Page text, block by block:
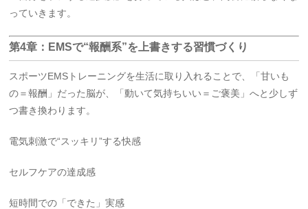
っていきます。
第4章：EMSで“報酬系”を上書きする習慣づくり
スポーツEMSトレーニングを生活に取り入れることで、「甘いも
の＝報酬」だった脳が、「動いて気持ちいい＝ご褒美」へと少しず
つ書き換わります。
電気刺激で“スッキリ”する快感
セルフケアの達成感
短時間での「できた」実感